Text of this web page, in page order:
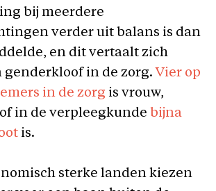
bij meerdere
verder uit balans is dan
en dit vertaalt zich
genderkloof in de zorg. Vier op
in de zorg is vrouw,
in de verpleegkunde bijna
is.
sterke landen kiezen